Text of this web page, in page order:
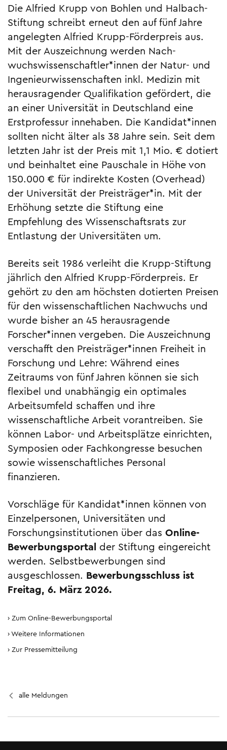
Die Alfried Krupp von Bohlen und Halbach-
Stiftung schreibt erneut den auf fünf Jahre
angelegten Alfried Krupp-Förderpreis aus.
Mit der Aus­zeichnung werden Nach­
wuchswissen­schaftler*innen der Natur- und
Ingenieurwissenschaf­ten inkl. Medizin mit
herausragender Qualifikation gefördert, die
an einer Universität in Deutschland eine
Erstprofessur innehaben. Die Kan­didat*innen
sollten nicht älter als 38 Jahre sein. Seit dem
letzten Jahr ist der Preis mit 1,1 Mio. € dotiert
und beinhaltet eine Pau­schale in Höhe von
150.000 € für indirekte Kosten (Overhead)
der Universität der Preisträ­ger*in. Mit der
Erhöhung setzte die Stiftung eine
Empfehlung des Wis­senschaftsrats zur
Entlastung der Universitä­ten um.
Bereits seit 1986 verleiht die Krupp-Stiftung
jährlich den Alfried Krupp-Förderpreis. Er
gehört zu den am höchsten dotierten Preisen
für den wissenschaftlichen Nachwuchs und
wurde bisher an 45 herausragende
Forscher*innen vergeben. Die Auszeichnung
ver­schafft den Preisträ­ger*innen Freiheit in
Forschung und Lehre: Während eines
Zeitraums von fünf Jahren können sie sich
flexibel und unabhängig ein optimales
Arbeitsumfeld schaffen und ihre
wissenschaftliche Arbeit vorantreiben. Sie
können Labor- und Arbeitsplätze einrichten,
Symposien oder Fachkongresse besuchen
sowie wissenschaftliches Personal
finanzieren.
Vorschläge für Kandidat*innen können von
Einzelpersonen, Univer­sitä­ten und
Forschungsinstitutionen über das Online-
Bewerbung­sportal der Stiftung eingereicht
werden. Selbstbewerbungen sind
ausgeschlos­sen. Bewerbungsschluss ist
Freitag, 6. März 2026.
Zum Online-Bewerbungsportal
Weitere Informationen
Zur Pressemitteilung
alle Meldungen